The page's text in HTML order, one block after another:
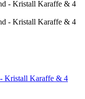
Kristall Karaffe & 4